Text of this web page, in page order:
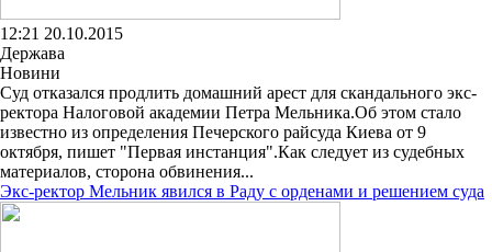
12:21 20.10.2015
Держава
Новини
Суд отказался продлить домашний арест для скандального экс-
ректора Налоговой академии Петра Мельника.Об этом стало
известно из определения Печерского райсуда Киева от 9
октября, пишет "Первая инстанция".Как следует из судебных
материалов, сторона обвинения...
Экс-ректор Мельник явился в Раду с орденами и решением суда